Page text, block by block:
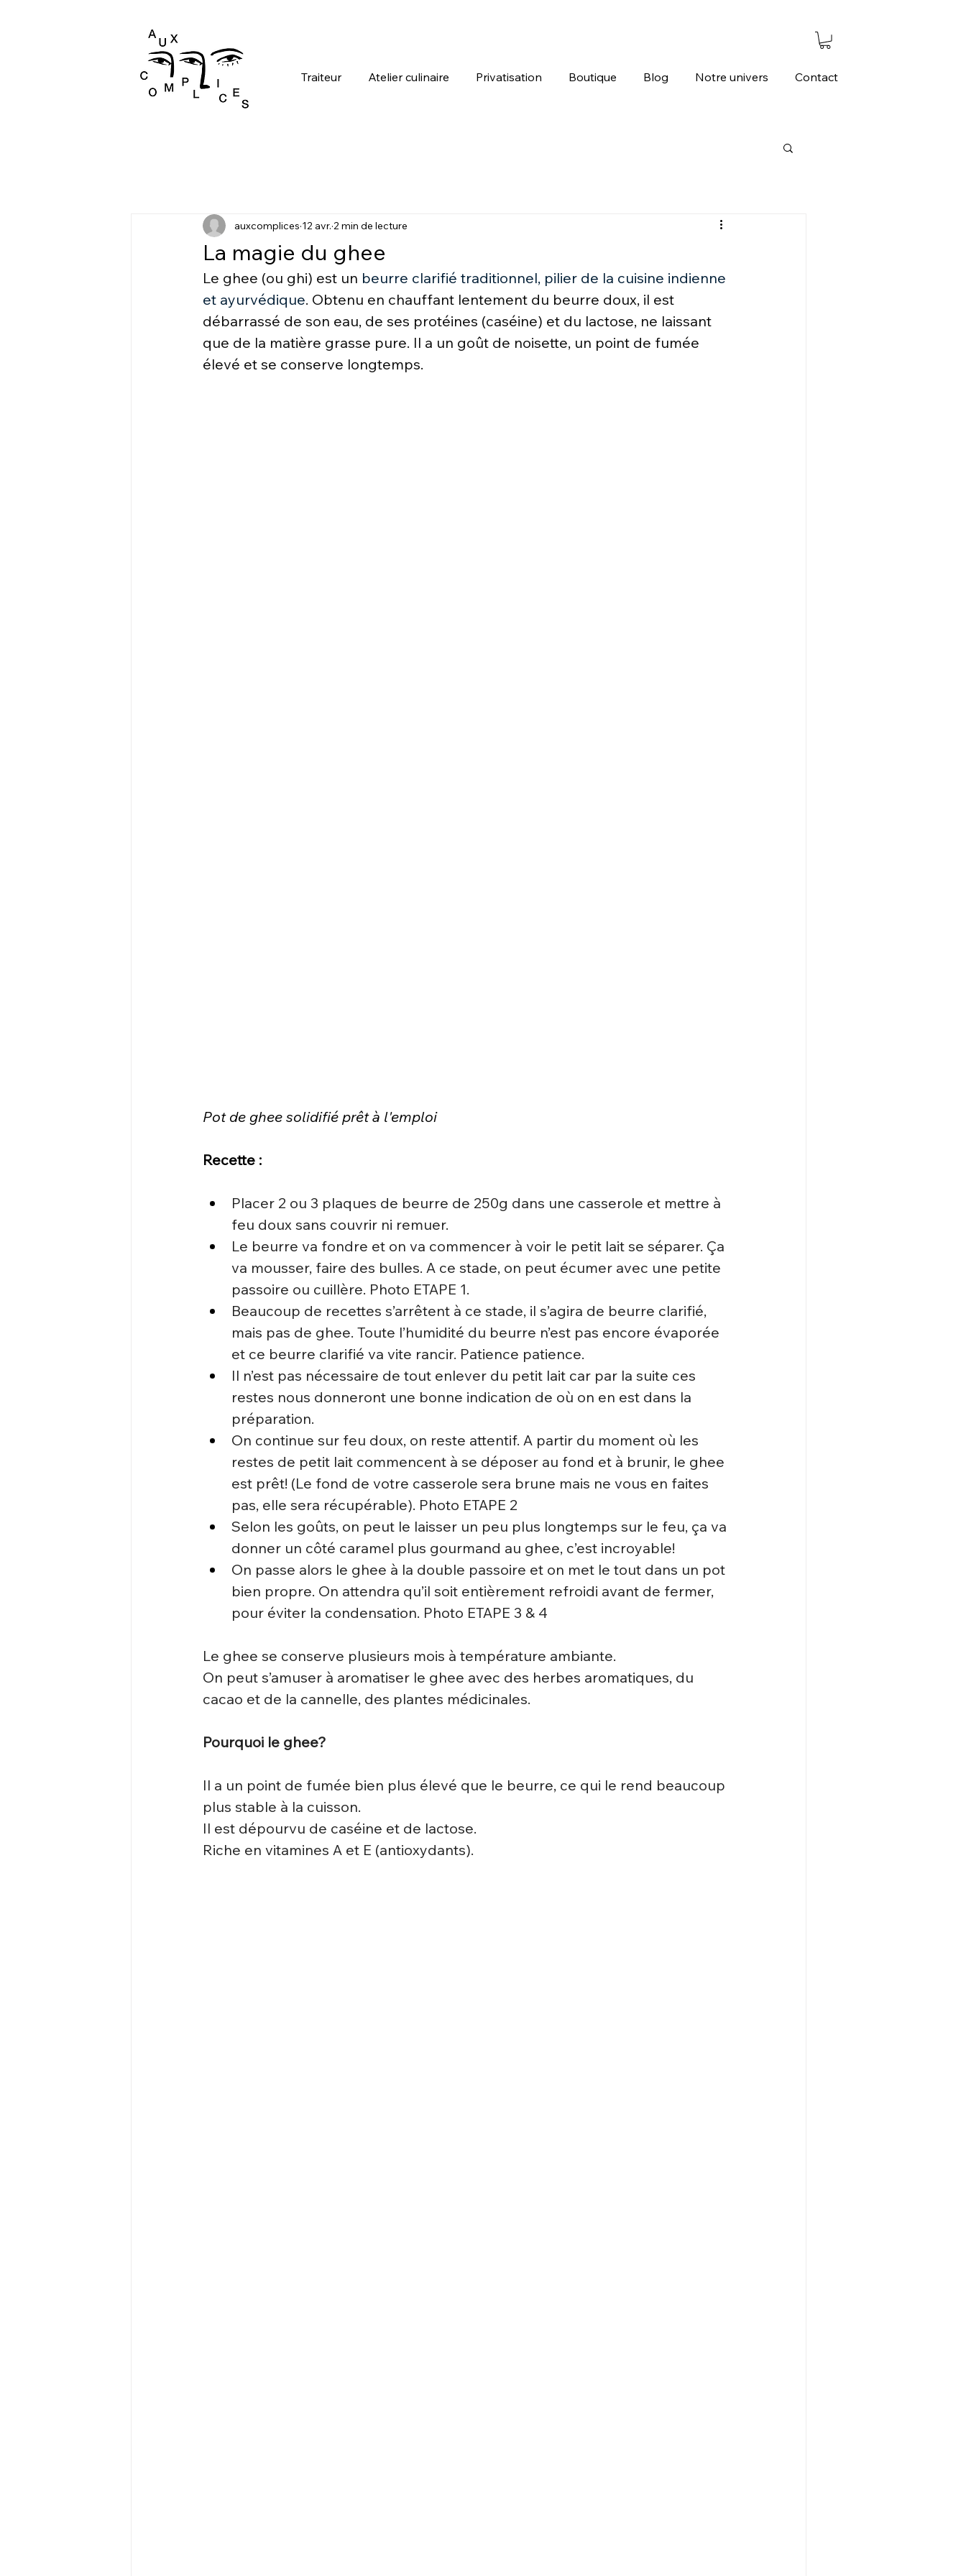
Traiteur Atelier culinaire Privatisation Boutique Blog Notre univers Contact
La magie du ghee
auxcomplices 12 avr. 2 min de lecture
Le ghee (ou ghi) est un beurre clarifié traditionnel, pilier de la cuisine indienne
et ayurvédique. Obtenu en chauffant lentement du beurre doux, il est
débarrassé de son eau, de ses protéines (caséine) et du lactose, ne laissant
que de la matière grasse pure. Il a un goût de noisette, un point de fumée
élevé et se conserve longtemps.
Pot de ghee solidifié prêt à l'emploi
Recette :
Placer 2 ou 3 plaques de beurre de 250g dans une casserole et mettre à
feu doux sans couvrir ni remuer.
Le beurre va fondre et on va commencer à voir le petit lait se séparer. Ça
va mousser, faire des bulles. A ce stade, on peut écumer avec une petite
passoire ou cuillère. Photo ETAPE 1.
Beaucoup de recettes s’arrêtent à ce stade, il s’agira de beurre clarifié,
mais pas de ghee. Toute l’humidité du beurre n’est pas encore évaporée
et ce beurre clarifié va vite rancir. Patience patience.
Il n’est pas nécessaire de tout enlever du petit lait car par la suite ces
restes nous donneront une bonne indication de où on en est dans la
préparation.
On continue sur feu doux, on reste attentif. A partir du moment où les
restes de petit lait commencent à se déposer au fond et à brunir, le ghee
est prêt! (Le fond de votre casserole sera brune mais ne vous en faites
pas, elle sera récupérable). Photo ETAPE 2
Selon les goûts, on peut le laisser un peu plus longtemps sur le feu, ça va
donner un côté caramel plus gourmand au ghee, c’est incroyable!
On passe alors le ghee à la double passoire et on met le tout dans un pot
bien propre. On attendra qu’il soit entièrement refroidi avant de fermer,
pour éviter la condensation. Photo ETAPE 3 & 4
Le ghee se conserve plusieurs mois à température ambiante.
On peut s’amuser à aromatiser le ghee avec des herbes aromatiques, du
cacao et de la cannelle, des plantes médicinales.
Pourquoi le ghee?
Il a un point de fumée bien plus élevé que le beurre, ce qui le rend beaucoup
plus stable à la cuisson.
Il est dépourvu de caséine et de lactose.
Riche en vitamines A et E (antioxydants).